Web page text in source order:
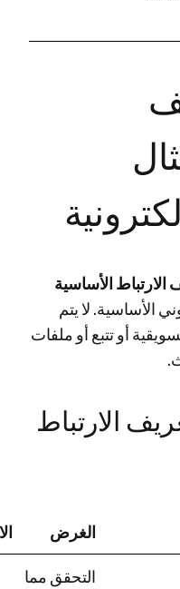
الأساسية
الأساسية. لا يتم
أو تتبع أو ملفات
الارتباط
الغرض
التحقق مما